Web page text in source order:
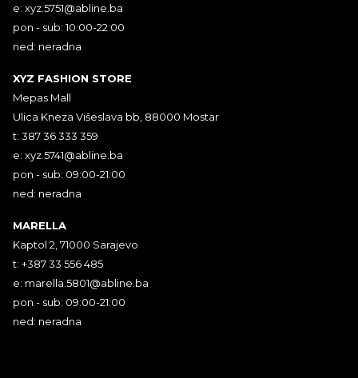
e: xyz.5751@abline.ba
pon - sub: 10:00-22:00
ned: neradna
XYZ FASHION STORE
Mepas Mall
Ulica Kneza Višeslava bb, 88000 Mostar
t: 387 36 333 359
e: xyz.5741@abline.ba
pon - sub: 09:00-21:00
ned: neradna
MARELLA
Kaptol 2, 71000 Sarajevo
t: +387 33 556 485
e: marella.5801@abline.ba
pon - sub: 09:00-21:00
ned: neradna